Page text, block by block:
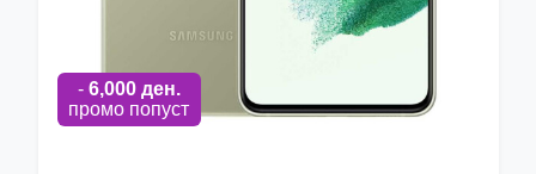
- 6,000ден.
промо попуст